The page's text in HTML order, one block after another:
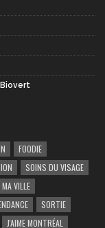
FOODIE
SOINS DU VISAGE
VILLE
SORTIE
J'AIME MONTRÉAL